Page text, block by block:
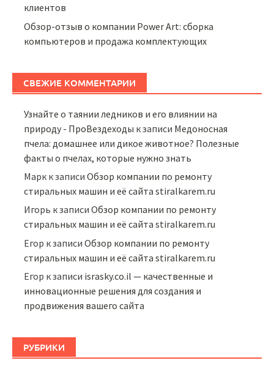
клиентов
Обзор-отзыв о компании Power Art: сборка
компьютеров и продажа комплектующих
СВЕЖИЕ КОММЕНТАРИИ
Узнайте о таянии ледников и его влиянии на
природу - ПроВездеходы к записи Медоносная
пчела: домашнее или дикое животное? Полезные
факты о пчелах, которые нужно знать
Марк к записиОбзор компании по ремонту
стиральных машин и её сайта stiralkarem.ru
Игорь к записиОбзор компании по ремонту
стиральных машин и её сайта stiralkarem.ru
Егор к записиОбзор компании по ремонту
стиральных машин и её сайта stiralkarem.ru
Егор к записи israsky.co.il — качественные и
инновационные решения для создания и
продвижения вашего сайта
РУБРИКИ